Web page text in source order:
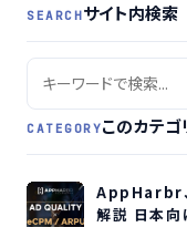
SEARCHサイト内検索
CATEGORYこのカテ
AppHarbr
解説 日本向